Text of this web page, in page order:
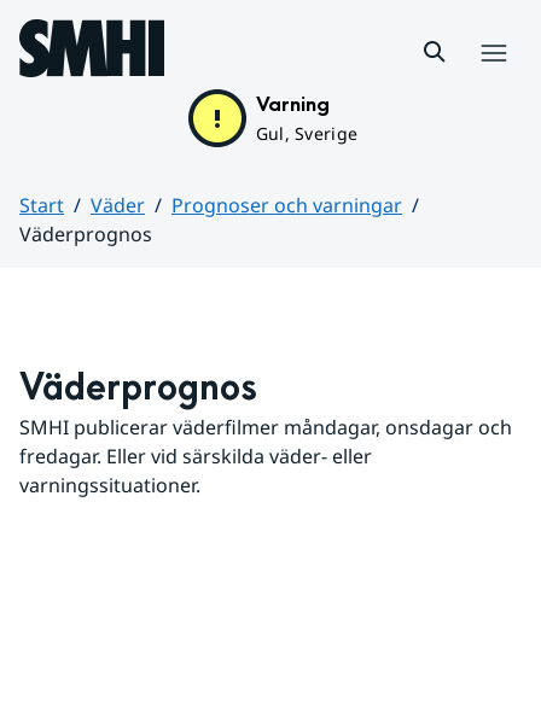
Hoppa till sidans innehåll
Varning
Gul, Sverige
Start Väder
Prognoser och varningar
Väderprognos
Väderprognos
SMHI publicerar väderfilmer måndagar, onsdagar och
fredagar. Eller vid särskilda väder- eller
varningssituationer.